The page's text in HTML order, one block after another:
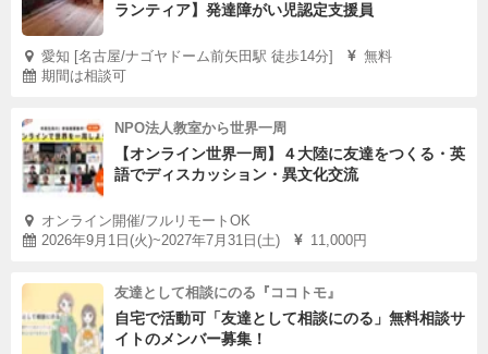
ランティア】発達障がい児認定支援員
愛知 [名古屋/ナゴヤドーム前矢田駅 徒歩14分]
無料
期間は相談可
NPO法人教室から世界一周
【オンライン世界一周】４大陸に友達をつくる・英
語でディスカッション・異文化交流
オンライン開催/フルリモートOK
2026年9月1日(火)~2027年7月31日(土)
11,000円
友達として相談にのる『ココトモ』
自宅で活動可「友達として相談にのる」無料相談サ
イトのメンバー募集！